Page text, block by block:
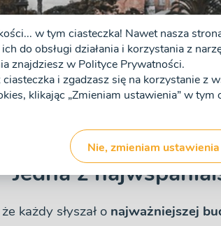
-
2022 roku
Jedna z
każdy słyszał o najważniejszej
w tym ciasteczka! Nawet nasza
do obsługi działania i korzystania z
znajdziesz w Polityce Prywatności.
i zgadzasz się na korzystanie z
klikając „Zmieniam ustawienia” w tym
Nie, zmieniam ustawienia